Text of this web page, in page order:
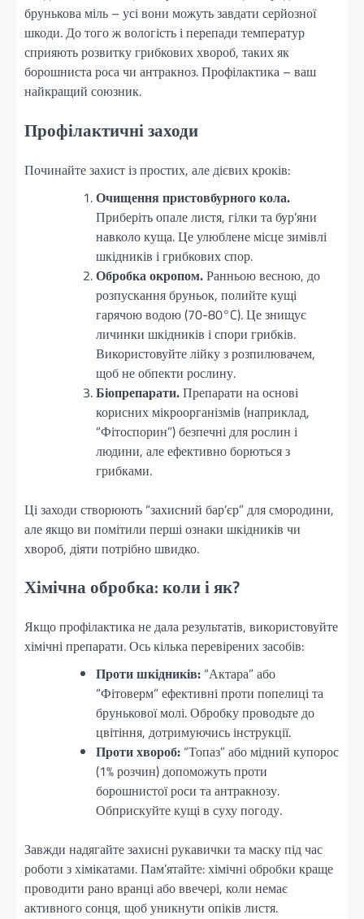
брунькова міль – усі вони можуть завдати серйозної
шкоди. До того ж вологість і перепади температур
сприяють розвитку грибкових хвороб, таких як
борошниста роса чи антракноз. Профілактика – ваш
найкращий союзник.
Профілактичні заходи
Починайте захист із простих, але дієвих кроків:
Очищення пристовбурного кола.
Приберіть опале листя, гілки та бур’яни
навколо куща. Це улюблене місце зимівлі
шкідників і грибкових спор.
Обробка окропом.Ранньою весною, до
розпускання бруньок, полийте кущі
гарячою водою (70-80°C). Це знищує
личинки шкідників і спори грибків.
Використовуйте лійку з розпилювачем,
щоб не обпекти рослину.
Біопрепарати.Препарати на основі
корисних мікроорганізмів (наприклад,
“Фітоспорин”) безпечні для рослин і
людини, але ефективно борються з
грибками.
Ці заходи створюють “захисний бар’єр” для смородини,
але якщо ви помітили перші ознаки шкідників чи
хвороб, діяти потрібно швидко.
Хімічна обробка: коли і як?
Якщо профілактика не дала результатів, використовуйте
хімічні препарати. Ось кілька перевірених засобів:
Проти шкідників: “Актара” або
“Фітоверм” ефективні проти попелиці та
брунькової молі. Обробку проводьте до
цвітіння, дотримуючись інструкції.
Проти хвороб: “Топаз” або мідний купорос
(1% розчин) допоможуть проти
борошнистої роси та антракнозу.
Обприскуйте кущі в суху погоду.
Завжди надягайте захисні рукавички та маску під час
роботи з хімікатами. Пам’ятайте: хімічні обробки краще
проводити рано вранці або ввечері, коли немає
активного сонця, щоб уникнути опіків листя.